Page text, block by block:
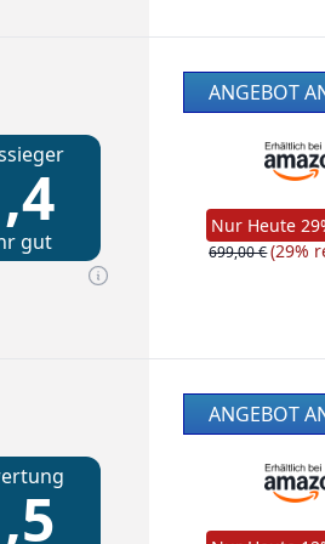
gut
ANGEBOT
Nur Heute
699,00 €(29%
ANGEBOT